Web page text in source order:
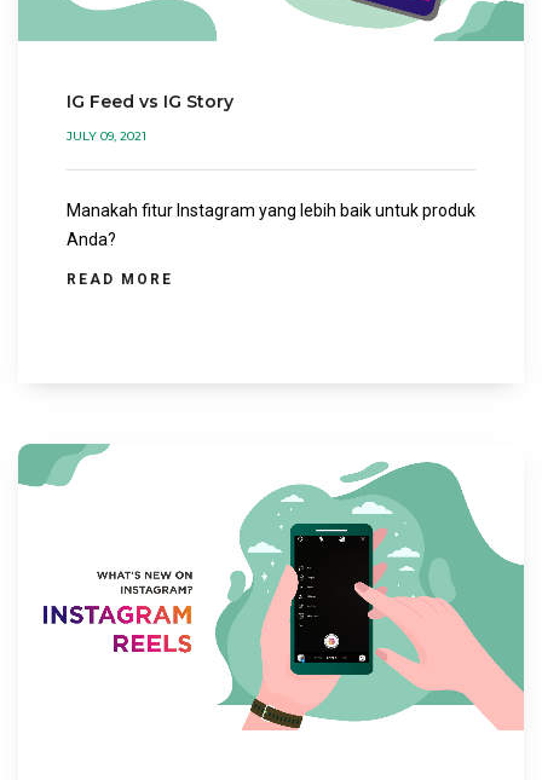
IG Feed vs IG Story
JULY 09, 2021
Manakah fitur Instagram yang lebih baik untuk produk
Anda?
READ MORE